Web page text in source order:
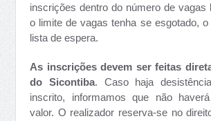
inscrições dentro do número de vagas
o limite de vagas tenha se esgotado,
lista de espera.
As inscrições devem ser feitas
do Sicontiba. Caso haja
inscrito, informamos que não
valor. O realizador reserva-se no